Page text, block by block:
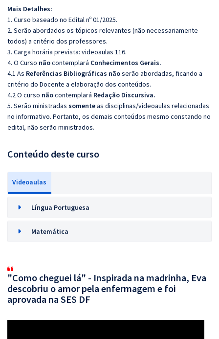
Mais Detalhes:
1. Curso baseado no Edital nº 01/2025.
2. Serão abordados os tópicos relevantes (não necessariamente
todos) a critério dos professores.
3. Carga horária prevista: videoaulas 116.
4. O Curso nãocontemplará Conhecimentos Gerais.
4.1 As Referências Bibliográficas nãoserão abordadas, ficando a
critério do Docente a elaboração dos conteúdos.
4.2 O curso nãocontemplará Redação Discursiva.
5. Serão ministradas somenteas disciplinas/videoaulas relacionadas
no informativo. Portanto, os demais conteúdos mesmo constando no
edital, não serão ministrados.
Conteúdo deste curso
Videoaulas
Língua Portuguesa
Matemática
"Como cheguei lá" - Inspirada na madrinha, Eva
descobriu o amor pela enfermagem e foi
aprovada na SES DF